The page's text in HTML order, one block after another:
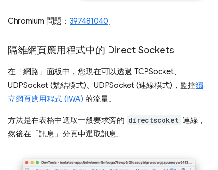
Chromium 問題： 397481040。
隔離網頁應用程式中的 Direct Sockets
在「網路」 面板中，您現在可以透過 TCPSocket、
UDPSocket (繫結模式)、UDPSocket (連線模式)，監控獨
立網頁應用程式 (IWA) 的流量。
方法是在表格中選取一般要求旁的 directscoket 連線，
然後在「訊息」 分頁中選取訊息。